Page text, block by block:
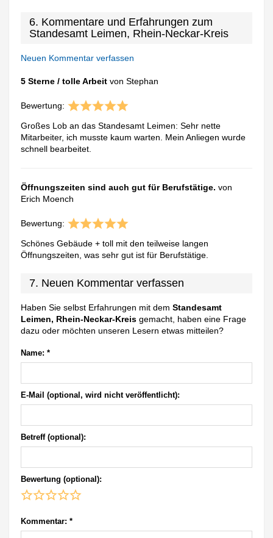
6. Kommentare und Erfahrungen zum
Standesamt Leimen, Rhein-Neckar-Kreis
Neuen Kommentar verfassen
5 Sterne / tolle Arbeit von Stephan
Bewertung:
Großes Lob an das Standesamt Leimen: Sehr nette
Mitarbeiter, ich musste kaum warten. Mein Anliegen wurde
schnell bearbeitet.
Öffnungszeiten sind auch gut für Berufstätige. von
Erich Moench
Bewertung:
Schönes Gebäude + toll mit den teilweise langen
Öffnungszeiten, was sehr gut ist für Berufstätige.
7. Neuen Kommentar verfassen
Haben Sie selbst Erfahrungen mit demStandesamt
Leimen, Rhein-Neckar-Kreis gemacht, haben eine Frage
dazu oder möchten unseren Lesern etwas mitteilen?
Name: *
E-Mail (optional, wird nicht veröffentlicht):
Betreff (optional):
Bewertung (optional):
Kommentar: *